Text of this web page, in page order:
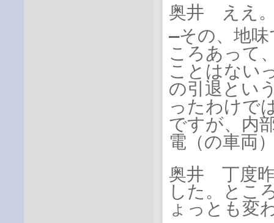
奥井 ええ
―その、地
ころあって
ことはない
の引退とい
ったわけで
ですが、内
電（の車両
奥井 丁度昨
した。とこ
ょっとも変